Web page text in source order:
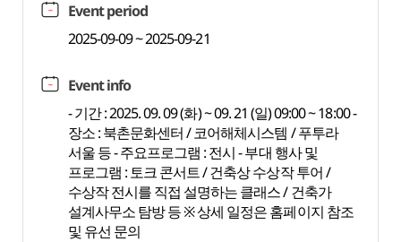
Event period
2025-09-09 ~ 2025-09-21
Event info
- 기간 : 2025. 09. 09 (화) ~ 09. 21 (일) 09:00 ~ 18:00 -
장소 : 북촌문화센터 / 코어해체시스템 / 푸투라
서울 등 - 주요프로그램 : 전시 - 부대 행사 및
프로그램 : 토크 콘서트 / 건축상 수상작 투어 /
수상작 전시를 직접 설명하는 클래스 / 건축가
설계사무소 탐방 등 ※ 상세 일정은 홈페이지 참조
및 유선 문의